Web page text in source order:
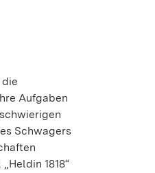
Aufgaben
Schwagers
1818“